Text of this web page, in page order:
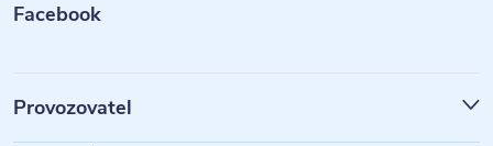
Facebook
Provozovatel